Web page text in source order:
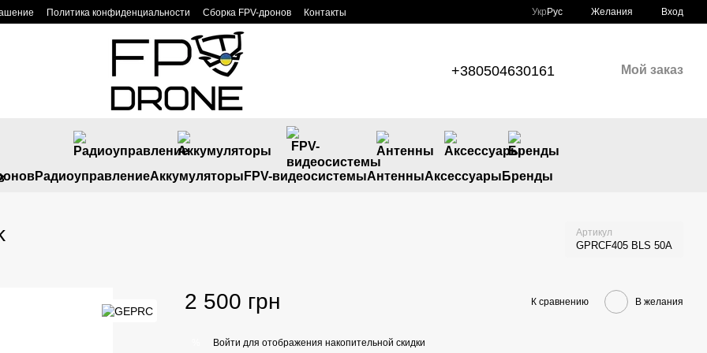
Политика конфиденциальности Сборка FPV-дронов Контакты Укр Рус Желания Вход
+380504630161 Мой заказ
РадиоуправлениеАккумуляторы FPV-видеосистемыАнтенныАксессуары Бренды
Артикул
GPRCF405 BLS 50A
2 500 грн К сравнению В желания
Войти для отображения накопительной скидки